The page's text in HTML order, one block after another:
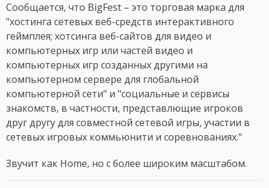
Сообщается, что BigFest – это торговая марка для
"хостинга сетевых веб-средств интерактивного
геймплея; хотсинга веб-сайтов для видео и
компьютерных игр или частей видео и
компьютерных игр созданных другими на
компьютерном сервере для глобальной
компьютерной сети" и "социальные и сервисы
знакомств, в частности, представлющие игроков
друг другу для совместной сетевой игры, участии в
сетевых игровых коммьюнити и соревнованиях."
Звучит как Home, но с более широким масштабом.